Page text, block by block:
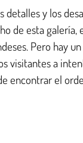
detalles y los
de esta
Pero hay
visitantes a
encontrar el